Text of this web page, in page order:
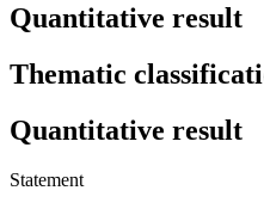
Quantitative result
Thematic
Quantitative result
Statement